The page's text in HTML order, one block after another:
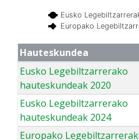
Eusko
Europako
Hauteskundea
Eusko Legebiltzarrerako
hauteskundeak 2020
Eusko Legebiltzarrerako
hauteskundeak 2024
Europako